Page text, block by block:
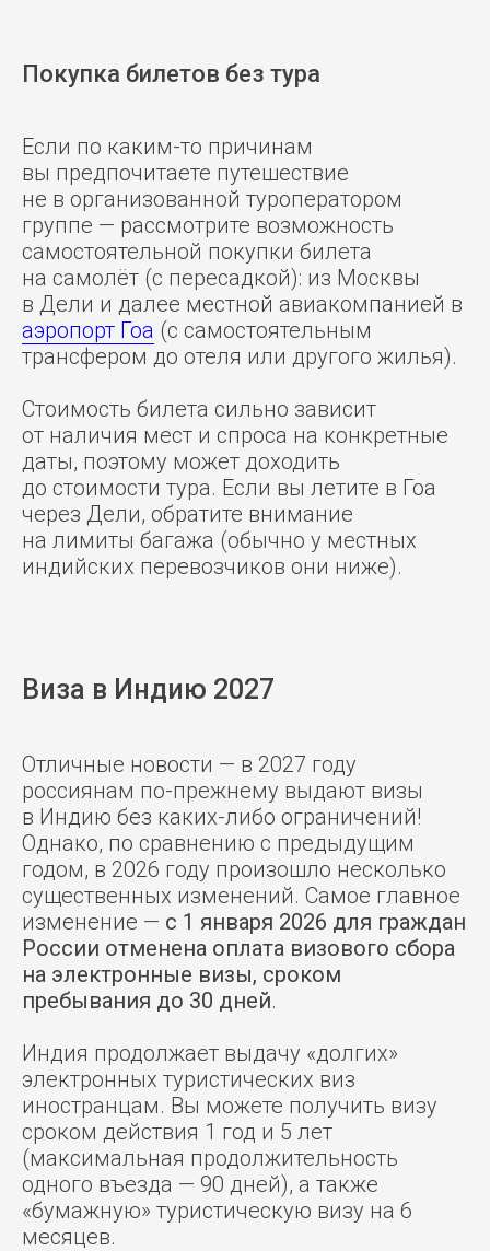
Покупка билетов без тура
Если по каким-то причинам
вы предпочитаете путешествие
не в организованной туроператором
группе — рассмотрите возможность
самостоятельной покупки билета
на самолёт (с пересадкой): из Москвы
в Дели и далее местной авиакомпанией в
аэропорт Гоа (с самостоятельным
трансфером до отеля или другого жилья).
Стоимость билета сильно зависит
от наличия мест и спроса на конкретные
даты, поэтому может доходить
до стоимости тура. Если вы летите в Гоа
через Дели, обратите внимание
на лимиты багажа (обычно у местных
индийских перевозчиков они ниже).
Виза в Индию 2027
Отличные новости — в 2027 году
россиянам по-прежнему выдают визы
в Индию без каких-либо ограничений!
Однако, по сравнению с предыдущим
годом, в 2026 году произошло несколько
существенных изменений. Самое главное
изменение — с 1 января 2026 для граждан
России отменена оплата визового сбора
на электронные визы, сроком
пребывания до 30 дней.
Индия продолжает выдачу «долгих»
электронных туристических виз
иностранцам. Вы можете получить визу
сроком действия 1 год и 5 лет
(максимальная продолжительность
одного въезда — 90 дней), а также
«бумажную» туристическую визу на 6
месяцев.